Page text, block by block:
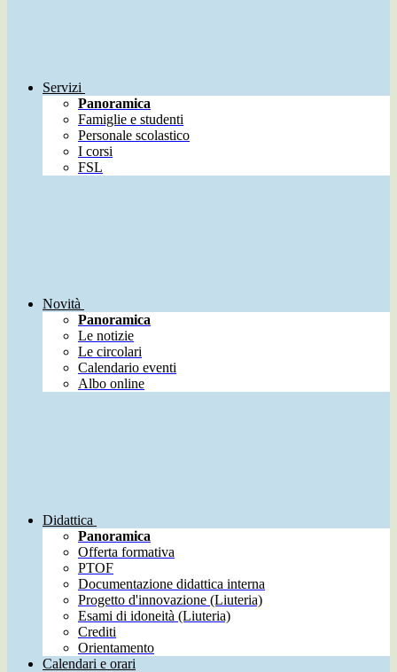
Servizi
Panoramica
Famiglie e studenti
Personale scolastico
I corsi
FSL
Novità
Panoramica
Le notizie
Le circolari
Calendario eventi
Albo online
Didattica
Panoramica
Offerta formativa
PTOF
Documentazione didattica interna
Progetto d'innovazione (Liuteria)
Esami di idoneità (Liuteria)
Crediti
Orientamento
Calendari e orari